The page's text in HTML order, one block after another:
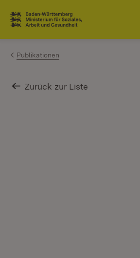
Zum Inhalt springen
Link zur Startseite
Publikationen
Zurück zur Liste